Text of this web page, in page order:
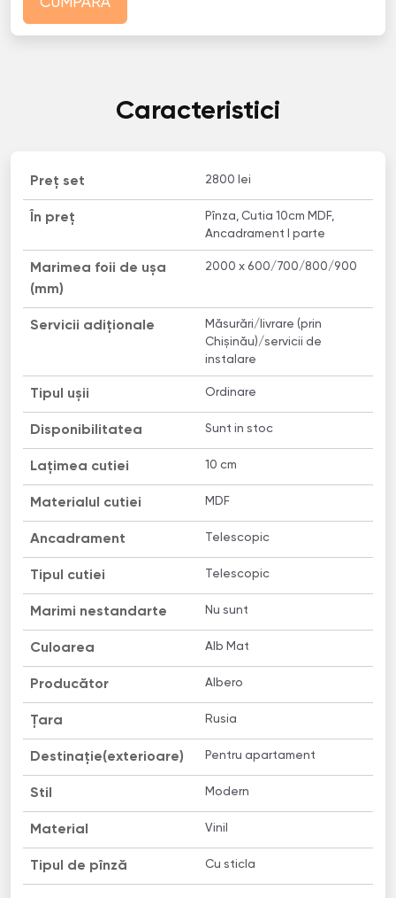
Caracteristici
Preț set 2800 lei
În preț
Pînza, Cutia 10cm MDF,
Ancadrament I parte
Marimea foii de ușa
(mm)
2000 x 600/700/800/900
Servicii adiționale
Măsurări/livrare (prin
Chișinău)/servicii de
instalare
Tipul ușii Ordinare
Disponibilitatea Sunt in stoc
Lațimea cutiei 10 сm
Materialul cutiei MDF
Ancadrament Telescopic
Tipul cutiei Telescopic
Marimi nestandarte Nu sunt
Culoarea Alb Mat
Producător Albero
Țara Rusia
Destinație(exterioare) Pentru apartament
Stil Modern
Material Vinil
Tipul de pînză Сu sticla